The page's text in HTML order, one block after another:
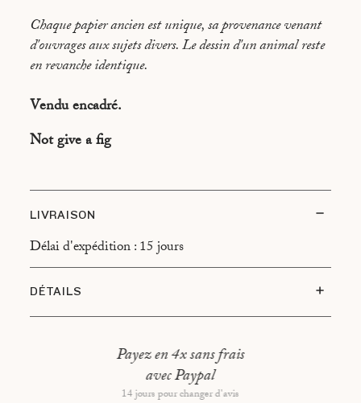
Chaque papier ancien est unique, sa provenance venant
d'ouvrages aux sujets divers. Le dessin d'un animal reste
en revanche identique.
Vendu encadré.
Not give a fig
LIVRAISON
Délai d'expédition : 15 jours
DÉTAILS
Dimensions hors-tout : 37,5 x 31,5 cm
Payez en 4x sans frais
avec Paypal
14 jours pour changer d'avis